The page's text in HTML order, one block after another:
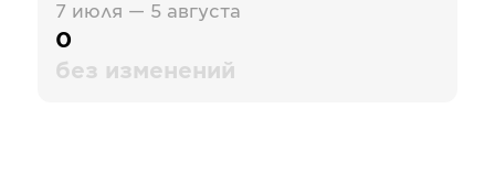
7 июля — 5 августа
0
без изменений